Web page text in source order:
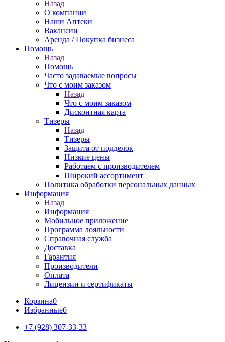
Назад
О компании
Наши Аптеки
Вакансии
Аренда / Покупка бизнеса
Помощь
Назад
Помощь
Часто задаваемые вопросы
Что с моим заказом
Назад
Что с моим заказом
Дисконтная карта
Тизеры
Назад
Тизеры
Защита от подделок
Низкие цены
Работаем с производителем
Широкий ассортимент
Политика обработки персональных данных
Информация
Назад
Информация
Мобильное приложение
Программа лояльности
Справочная служба
Доставка
Гарантия
Производители
Оплата
Лицензии и сертификаты
Корзина0
Избранные0
+7 (928) 307-33-33